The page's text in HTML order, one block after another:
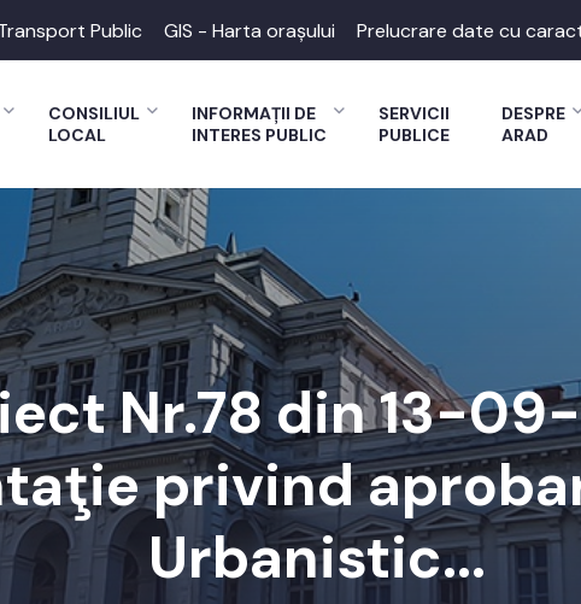
Public GIS - Harta orașului Prelucrare date cu
CONSILIUL
LOCAL
INFORMAȚII DE
INTERES PUBLIC
SERVICII
PUBLICE
DESPRE
ARAD
Nr.78 din 13-
privind
Urbanistic...